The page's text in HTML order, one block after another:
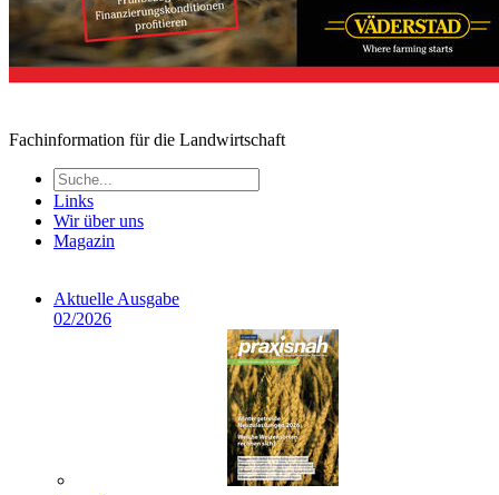
Fachinformation für die Landwirtschaft
Links
Wir über uns
Magazin
Aktuelle Ausgabe
02/2026